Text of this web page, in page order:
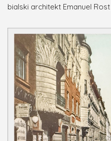
bialski architekt Emanuel Rost